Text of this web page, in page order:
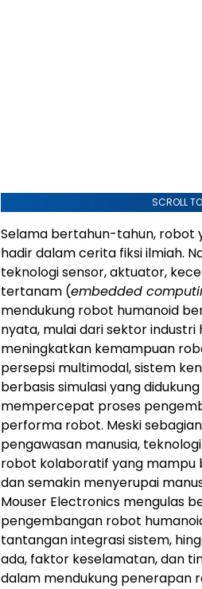
SCROLL
Selama bertahun-tahun, robot
hadir dalam cerita fiksi ilmiah.
teknologi sensor, aktuator,
tertanam (embedded
mendukung robot humanoid
nyata, mulai dari sektor
meningkatkan kemampuan
persepsi multimodal, sistem
berbasis simulasi yang
mempercepat proses
performa robot. Meski
pengawasan manusia,
robot kolaboratif yang mampu
dan semakin menyerupai
Mouser Electronics mengulas
pengembangan robot
tantangan integrasi sistem,
ada, faktor keselamatan, dan
dalam mendukung penerapan